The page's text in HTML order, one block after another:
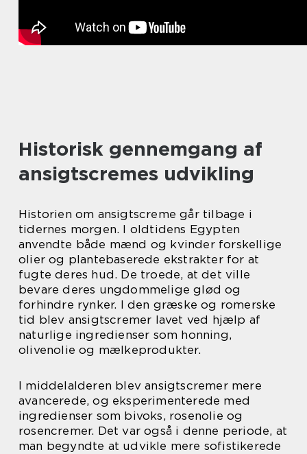
Historisk gennemgang af
ansigtscremes udvikling
Historien om ansigtscreme går tilbage i
tidernes morgen. I oldtidens Egypten
anvendte både mænd og kvinder forskellige
olier og plantebaserede ekstrakter for at
fugte deres hud. De troede, at det ville
bevare deres ungdommelige glød og
forhindre rynker. I den græske og romerske
tid blev ansigtscremer lavet ved hjælp af
naturlige ingredienser som honning,
olivenolie og mælkeprodukter.
I middelalderen blev ansigtscremer mere
avancerede, og eksperimenterede med
ingredienser som bivoks, rosenolie og
rosencremer. Det var også i denne periode, at
man begyndte at udvikle mere sofistikerede